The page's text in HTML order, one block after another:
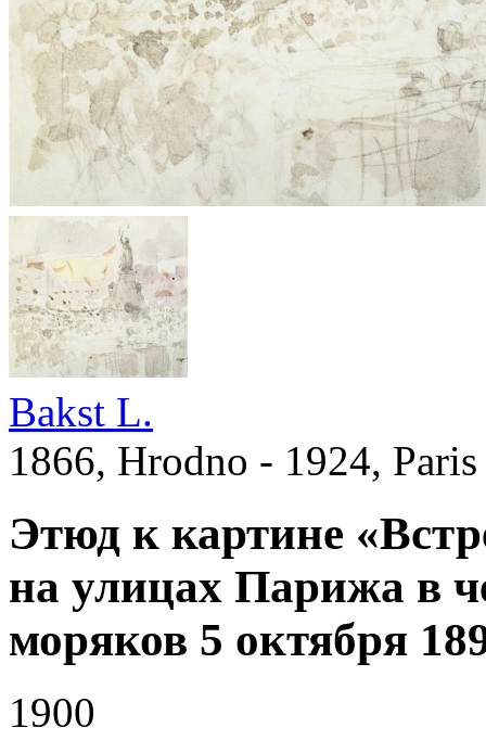
Bakst L.
1866, Hrodno - 1924, Paris
Этюд к картине
на улицах Парижа в
моряков 5 октября
1900